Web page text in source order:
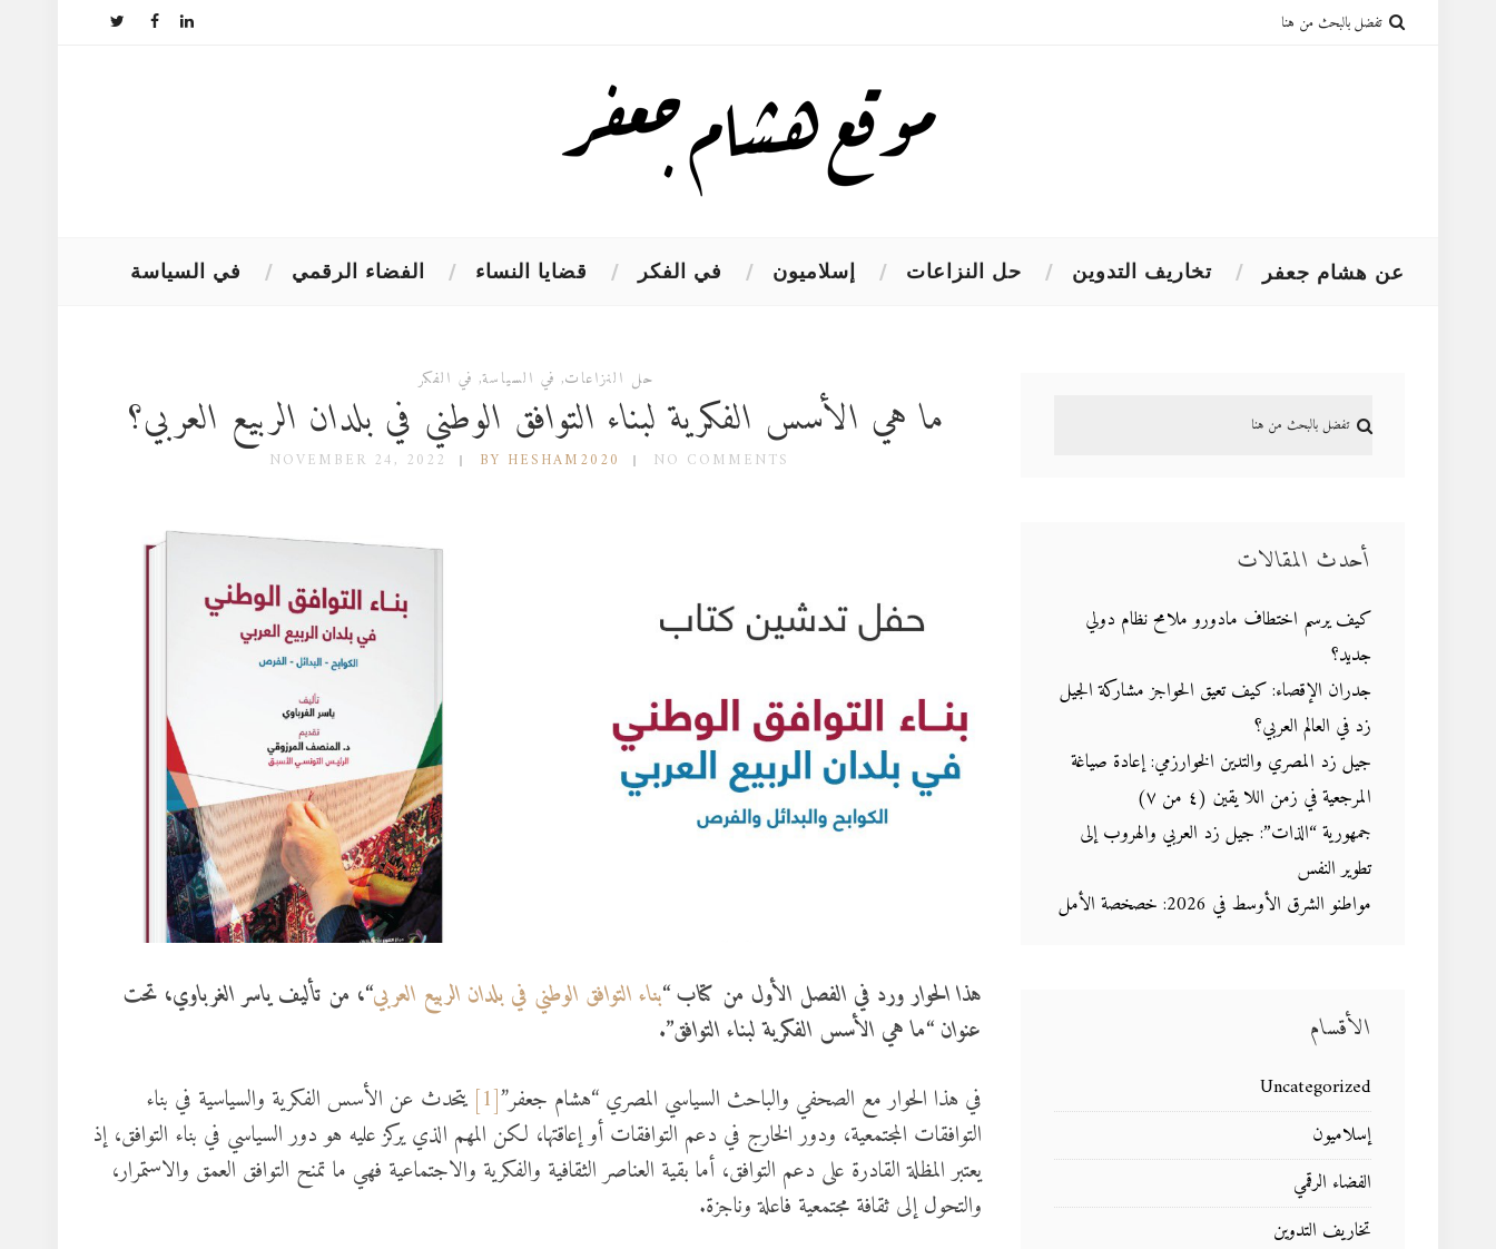
في السياسة الفضاء الرقمي قضايا النساء في الفكر إسلاميون حل النزاعات تخاريف التدوين عن هشام جعفر
حل النزاعات, في السياسة, في الفكر
ما هي الأسس الفكرية لبناء التوافق الوطني في بلدان الربيع العربي؟
NOVEMBER 24, 2022 BY HESHAM2020 NO COMMENTS
هذا الحوار ورد في الفصل الأول من كتاب “بناء التوافق الوطني في بلدان الربيع العربي“، من تأليف ياسر الغرباوي، تحت
عنوان “ما هي الأسس الفكرية لبناء التوافق”.
في هذا الحوار مع الصحفي والباحث السياسي المصري “هشام جعفر”[1]
يتحدث عن الأسس الفكرية والسياسية في بناء
التوافقات المجتمعية، ودور الخارج في دعم التوافقات أو إعاقتها، لكن المهم الذي يركز عليه هو دور السياسي في بناء التوافق، إذ
يعتبر المظلة القادرة على دعم التوافق، أما بقية العناصر الثقافية والفكرية والاجتماعية فهي ما تمنح التوافق العمق والاستمرار،
والتحول إلى ثقافة مجتمعية فاعلة وناجزة.
أحدث المقالات
كيف يرسم اختطاف مادورو ملامح نظام دولي
جديد؟
جدران الإقصاء: كيف تعيق الحواجز مشاركة الجيل
زد في العالم العربي؟
جيل زد المصري والتدين الخوارزمي: إعادة صياغة
المرجعية في زمن اللا يقين (٤ من ٧)
جمهورية “الذات”: جيل زد العربي والهروب إلى
تطوير النفس
مواطنو الشرق الأوسط في 2026: خصخصة الأمل
الأقسام
Uncategorized
إسلاميون
الفضاء الرقمي
تخاريف التدوين